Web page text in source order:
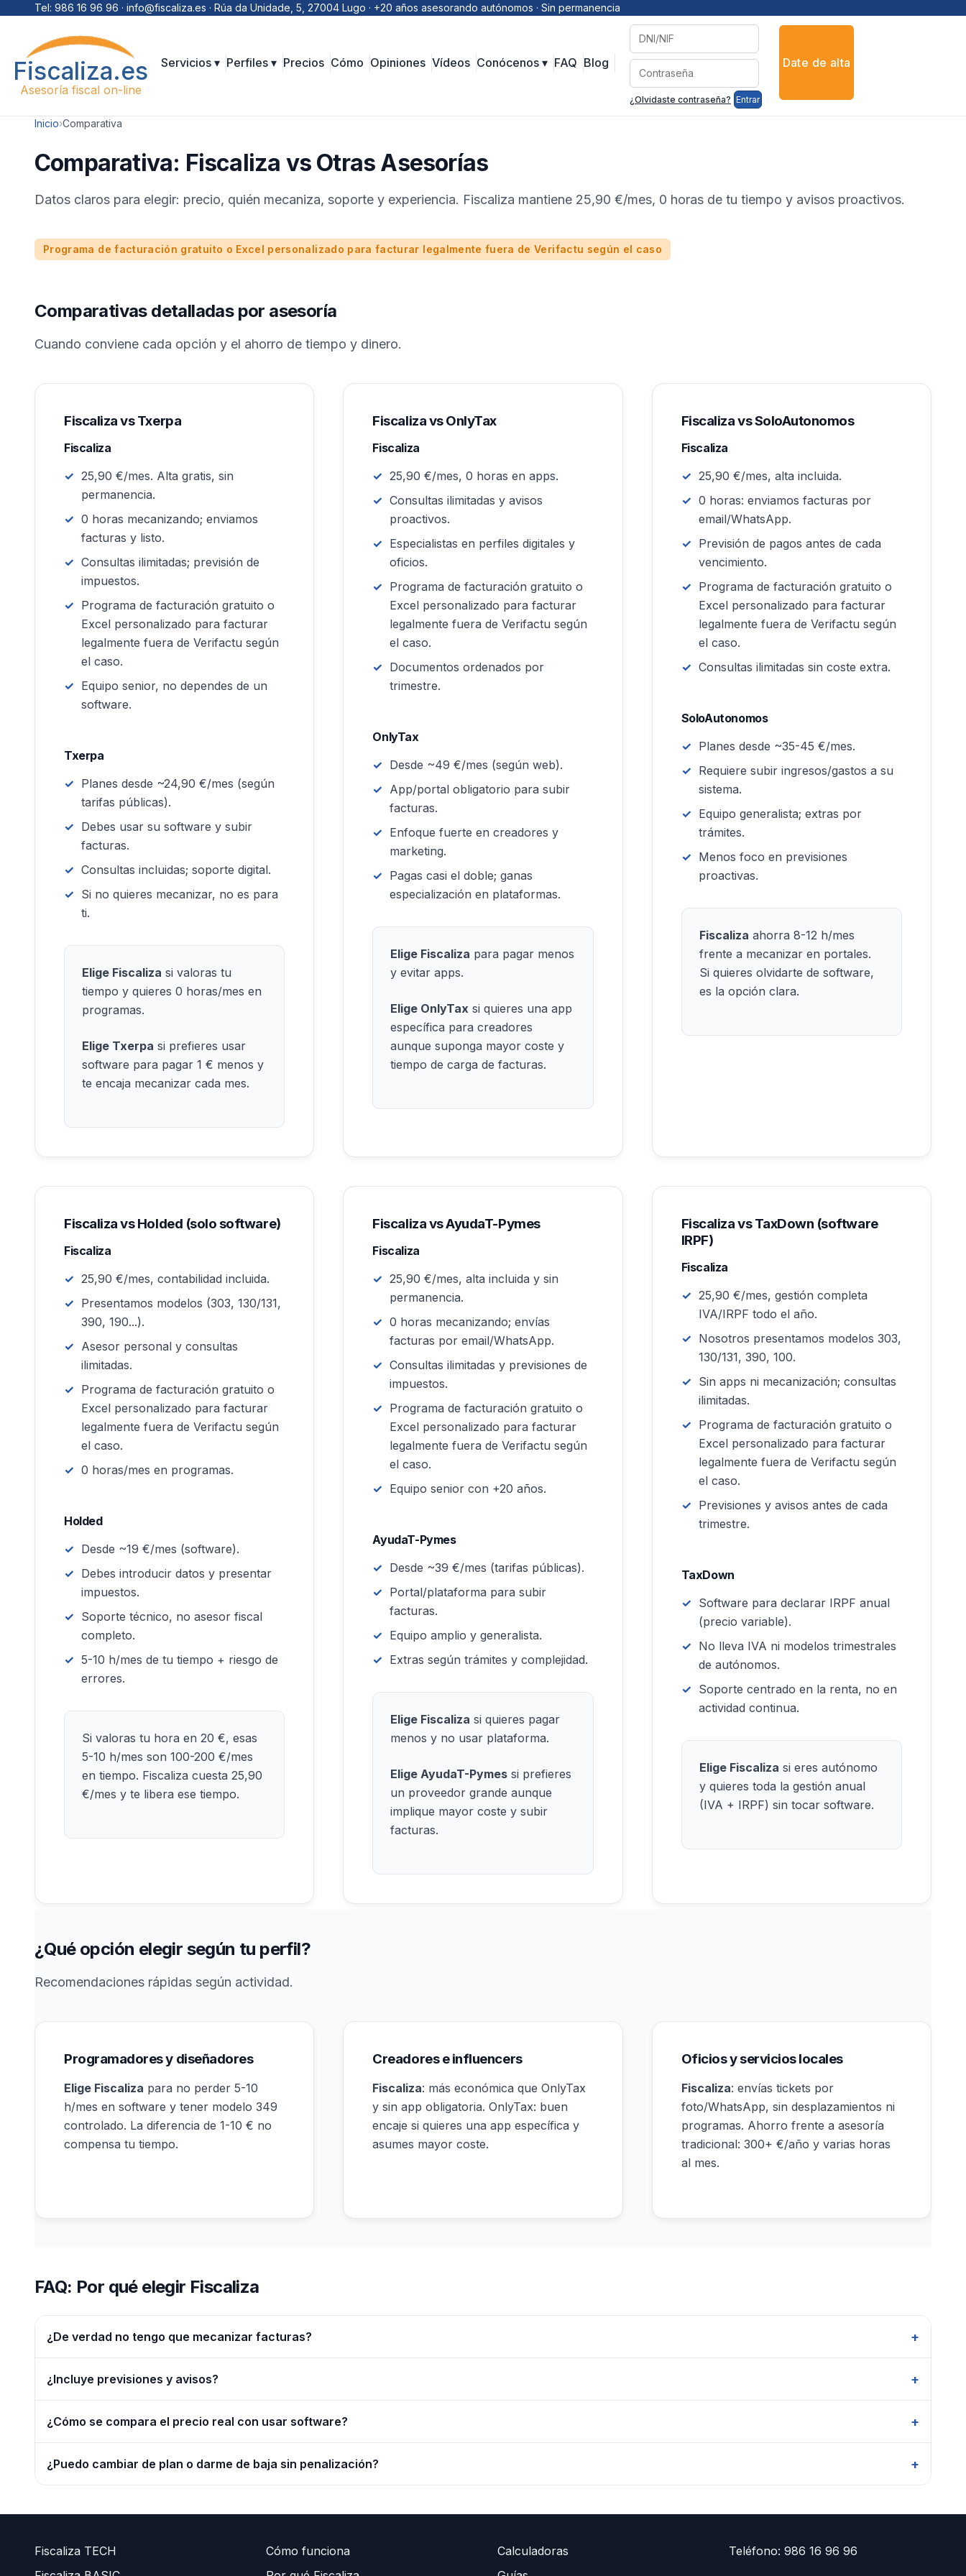
Saltar al contenido
Tel: 986 16 96 96 · info@fiscaliza.es · Rúa da Unidade, 5, 27004 Lugo · +20 años asesorando autónomos · Sin permanencia
Fiscaliza.es
Asesoría fiscal on-line
Servicios ▾ Perfiles ▾ Precios Cómo Opiniones Vídeos Conócenos ▾ FAQ Blog
¿Olvidaste contraseña? Entrar
Date de alta
Inicio›Comparativa
Comparativa: Fiscaliza vs Otras Asesorías
Datos claros para elegir: precio, quién mecaniza, soporte y experiencia. Fiscaliza mantiene 25,90 €/mes, 0 horas de tu tiempo y avisos proactivos.
Programa de facturación gratuito o Excel personalizado para facturar legalmente fuera de Verifactu según el caso
Comparativas detalladas por asesoría
Cuando conviene cada opción y el ahorro de tiempo y dinero.
Fiscaliza vs Txerpa
Fiscaliza
25,90 €/mes. Alta gratis, sin
permanencia.
0 horas mecanizando; enviamos
facturas y listo.
Consultas ilimitadas; previsión de
impuestos.
Programa de facturación gratuito o
Excel personalizado para facturar
legalmente fuera de Verifactu según
el caso.
Equipo senior, no dependes de un
software.
Txerpa
Planes desde ~24,90 €/mes (según
tarifas públicas).
Debes usar su software y subir
facturas.
Consultas incluidas; soporte digital.
Si no quieres mecanizar, no es para
ti.
Elige Fiscaliza si valoras tu
tiempo y quieres 0 horas/mes en
programas.
Elige Txerpa si prefieres usar
software para pagar 1 € menos y
te encaja mecanizar cada mes.
Fiscaliza vs OnlyTax
Fiscaliza
25,90 €/mes, 0 horas en apps.
Consultas ilimitadas y avisos
proactivos.
Especialistas en perfiles digitales y
oficios.
Programa de facturación gratuito o
Excel personalizado para facturar
legalmente fuera de Verifactu según
el caso.
Documentos ordenados por
trimestre.
OnlyTax
Desde ~49 €/mes (según web).
App/portal obligatorio para subir
facturas.
Enfoque fuerte en creadores y
marketing.
Pagas casi el doble; ganas
especialización en plataformas.
Elige Fiscaliza para pagar menos
y evitar apps.
Elige OnlyTax si quieres una app
específica para creadores
aunque suponga mayor coste y
tiempo de carga de facturas.
Fiscaliza vs SoloAutonomos
Fiscaliza
25,90 €/mes, alta incluida.
0 horas: enviamos facturas por
email/WhatsApp.
Previsión de pagos antes de cada
vencimiento.
Programa de facturación gratuito o
Excel personalizado para facturar
legalmente fuera de Verifactu según
el caso.
Consultas ilimitadas sin coste extra.
SoloAutonomos
Planes desde ~35-45 €/mes.
Requiere subir ingresos/gastos a su
sistema.
Equipo generalista; extras por
trámites.
Menos foco en previsiones
proactivas.
Fiscaliza ahorra 8-12 h/mes
frente a mecanizar en portales.
Si quieres olvidarte de software,
es la opción clara.
Fiscaliza vs Holded (solo software)
Fiscaliza
25,90 €/mes, contabilidad incluida.
Presentamos modelos (303, 130/131,
390, 190...).
Asesor personal y consultas
ilimitadas.
Programa de facturación gratuito o
Excel personalizado para facturar
legalmente fuera de Verifactu según
el caso.
0 horas/mes en programas.
Holded
Desde ~19 €/mes (software).
Debes introducir datos y presentar
impuestos.
Soporte técnico, no asesor fiscal
completo.
5-10 h/mes de tu tiempo + riesgo de
errores.
Si valoras tu hora en 20 €, esas
5-10 h/mes son 100-200 €/mes
en tiempo. Fiscaliza cuesta 25,90
€/mes y te libera ese tiempo.
Fiscaliza vs AyudaT-Pymes
Fiscaliza
25,90 €/mes, alta incluida y sin
permanencia.
0 horas mecanizando; envías
facturas por email/WhatsApp.
Consultas ilimitadas y previsiones de
impuestos.
Programa de facturación gratuito o
Excel personalizado para facturar
legalmente fuera de Verifactu según
el caso.
Equipo senior con +20 años.
AyudaT-Pymes
Desde ~39 €/mes (tarifas públicas).
Portal/plataforma para subir
facturas.
Equipo amplio y generalista.
Extras según trámites y complejidad.
Elige Fiscaliza si quieres pagar
menos y no usar plataforma.
Elige AyudaT-Pymes si prefieres
un proveedor grande aunque
implique mayor coste y subir
facturas.
Fiscaliza vs TaxDown (software
IRPF)
Fiscaliza
25,90 €/mes, gestión completa
IVA/IRPF todo el año.
Nosotros presentamos modelos 303,
130/131, 390, 100.
Sin apps ni mecanización; consultas
ilimitadas.
Programa de facturación gratuito o
Excel personalizado para facturar
legalmente fuera de Verifactu según
el caso.
Previsiones y avisos antes de cada
trimestre.
TaxDown
Software para declarar IRPF anual
(precio variable).
No lleva IVA ni modelos trimestrales
de autónomos.
Soporte centrado en la renta, no en
actividad continua.
Elige Fiscaliza si eres autónomo
y quieres toda la gestión anual
(IVA + IRPF) sin tocar software.
¿Qué opción elegir según tu perfil?
Recomendaciones rápidas según actividad.
Programadores y diseñadores
Elige Fiscaliza para no perder 5-10
h/mes en software y tener modelo 349
controlado. La diferencia de 1-10 € no
compensa tu tiempo.
Creadores e influencers
Fiscaliza: más económica que OnlyTax
y sin app obligatoria. OnlyTax: buen
encaje si quieres una app específica y
asumes mayor coste.
Oficios y servicios locales
Fiscaliza: envías tickets por
foto/WhatsApp, sin desplazamientos ni
programas. Ahorro frente a asesoría
tradicional: 300+ €/año y varias horas
al mes.
FAQ: Por qué elegir Fiscaliza
¿De verdad no tengo que mecanizar facturas? +
¿Incluye previsiones y avisos?
+
¿Cómo se compara el precio real con usar software?
+
tiempo.
¿Puedo cambiar de plan o darme de baja sin penalización? +
Fiscaliza TECH
Cómo funciona
Calculadoras
Teléfono: 986 16 96 96